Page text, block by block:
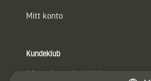
Mitt konto
Kundeklub